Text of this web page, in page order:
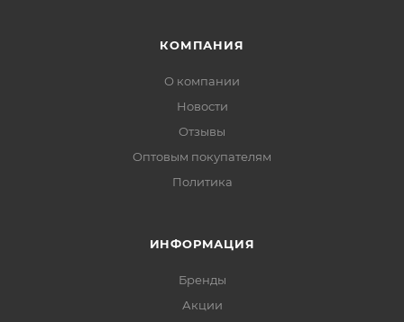
КОМПАНИЯ
О компании
Новости
Отзывы
Оптовым покупателям
Политика
ИНФОРМАЦИЯ
Бренды
Акции